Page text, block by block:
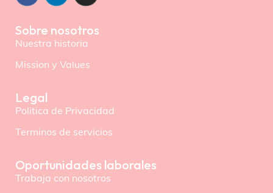
Sobre nosotros
Nuestra historia
Mission y Values
Legal
Politica de Privacidad
Terminos de servicios
Oportunidades laborales
Trabaja con nosotros